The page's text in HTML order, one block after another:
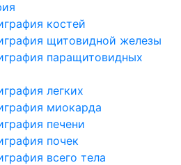
костей
щитовидной железы
паращитовидных
легких
миокарда
печени
почек
всего тела